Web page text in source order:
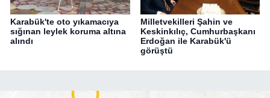
Karabük'te oto yıkamacıya
sığınan leylek koruma altına
alındı
Milletvekilleri Şahin ve
Keskinkılıç, Cumhurbaşkanı
Erdoğan ile Karabük'ü
görüştü